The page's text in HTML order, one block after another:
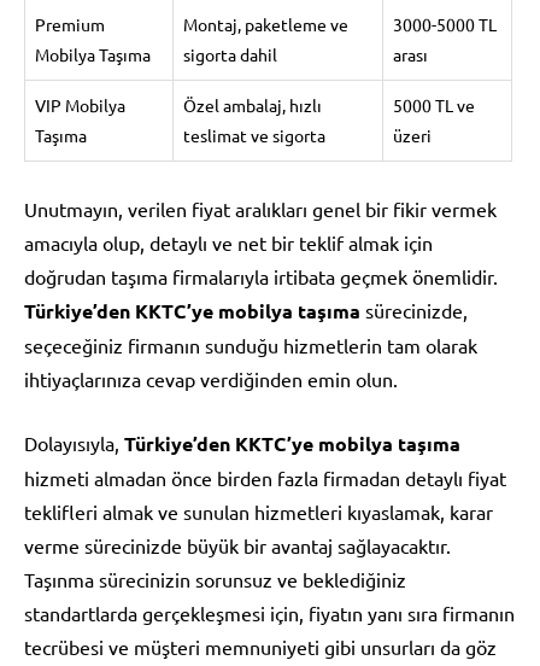
Premium
Mobilya Taşıma
Montaj, paketleme ve
sigorta dahil
3000-5000 TL
arası
VIP Mobilya
Taşıma
Özel ambalaj, hızlı
teslimat ve sigorta
5000 TL ve
üzeri
Unutmayın, verilen fiyat aralıkları genel bir fikir vermek
amacıyla olup, detaylı ve net bir teklif almak için
doğrudan taşıma firmalarıyla irtibata geçmek önemlidir.
Türkiye’den KKTC’ye mobilya taşıma sürecinizde,
seçeceğiniz firmanın sunduğu hizmetlerin tam olarak
ihtiyaçlarınıza cevap verdiğinden emin olun.
Dolayısıyla, Türkiye’den KKTC’ye mobilya taşıma
hizmeti almadan önce birden fazla firmadan detaylı fiyat
teklifleri almak ve sunulan hizmetleri kıyaslamak, karar
verme sürecinizde büyük bir avantaj sağlayacaktır.
Taşınma sürecinizin sorunsuz ve beklediğiniz
standartlarda gerçekleşmesi için, fiyatın yanı sıra firmanın
tecrübesi ve müşteri memnuniyeti gibi unsurları da göz